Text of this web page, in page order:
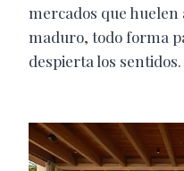
mercados que huelen
maduro, todo forma
despierta los sentidos.